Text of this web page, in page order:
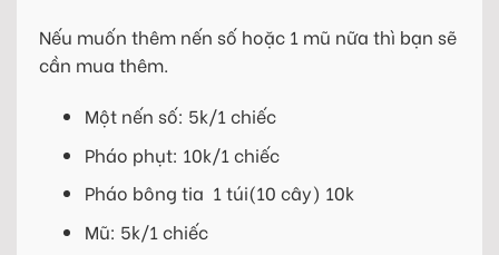
Nếu muốn thêm nến số hoặc 1 mũ nữa thì bạn sẽ
cần mua thêm.
Một nến số: 5k/1 chiếc
Pháo phụt: 10k/1 chiếc
Pháo bông tia 1 túi(10 cây) 10k
Mũ: 5k/1 chiếc